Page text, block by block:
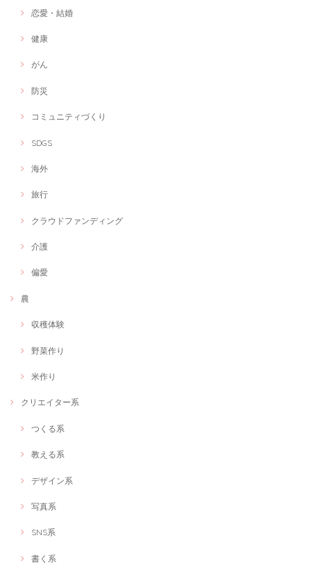
恋愛・結婚
健康
がん
防災
コミュニティづくり
SDGS
海外
旅行
クラウドファンディング
介護
偏愛
農
収穫体験
野菜作り
米作り
クリエイター系
つくる系
教える系
デザイン系
写真系
SNS系
書く系